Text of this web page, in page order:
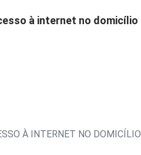
à internet no domicílio
À INTERNET NO DOMICÍLIO